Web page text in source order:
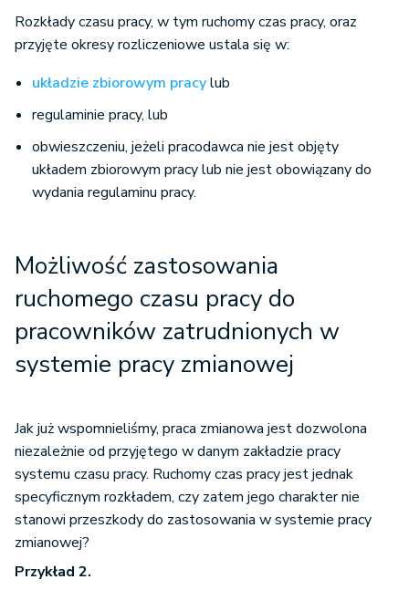
Rozkłady czasu pracy, w tym ruchomy czas pracy, oraz
przyjęte okresy rozliczeniowe ustala się w:
układzie zbiorowym pracylub
regulaminie pracy, lub
obwieszczeniu, jeżeli pracodawca nie jest objęty
układem zbiorowym pracy lub nie jest obowiązany do
wydania regulaminu pracy.
Możliwość zastosowania
ruchomego czasu pracy do
pracowników zatrudnionych w
systemie pracy zmianowej
Jak już wspomnieliśmy, praca zmianowa jest dozwolona
niezależnie od przyjętego w danym zakładzie pracy
systemu czasu pracy. Ruchomy czas pracy jest jednak
specyficznym rozkładem, czy zatem jego charakter nie
stanowi przeszkody do zastosowania w systemie pracy
zmianowej?
Przykład 2.